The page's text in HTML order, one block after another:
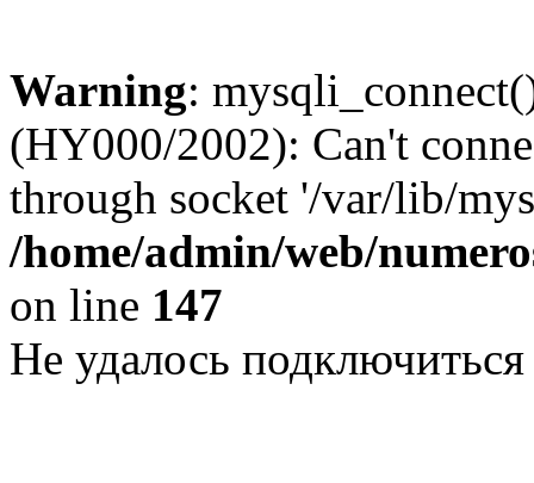
Warning:
(HY000/2002): Can't
through socket '/var/lib/
/home/admin/web/
on line 147
Не удалось